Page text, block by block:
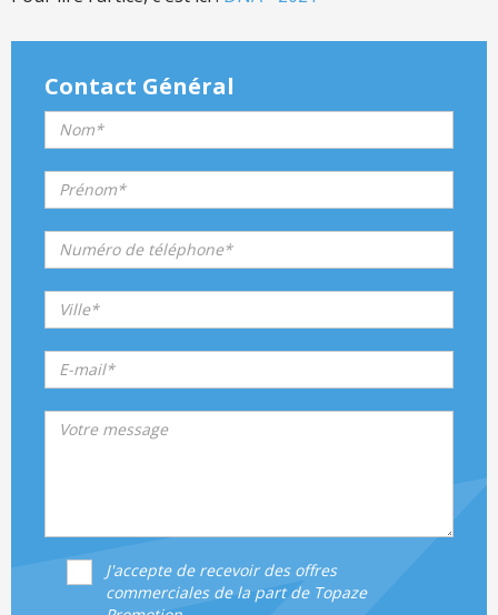
Contact Général
J'accepte de recevoir des offres
commerciales de la part de Topaze